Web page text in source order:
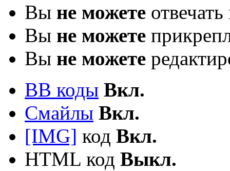
Вы не можете
Вы не можете
Вы не можете
BB коды Вкл.
Смайлы Вкл.
[IMG] код Вкл.
HTML код Выкл.